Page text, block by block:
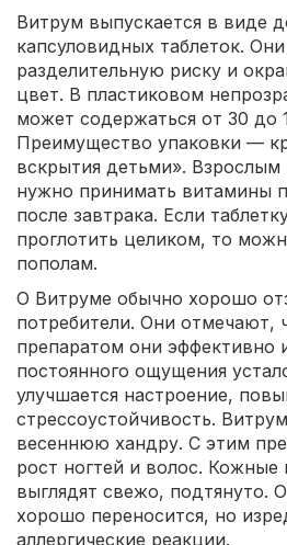
Витрум выпускается в виде
капсуловидных таблеток.
разделительную риску и
цвет. В пластиковом
может содержаться от 30 до
Преимущество упаковки —
вскрытия детьми». Взрослым
нужно принимать витамины
после завтрака. Если
проглотить целиком, то
пополам.
О Витруме обычно хорошо
потребители. Они отмечают,
препаратом они эффективно
постоянного ощущения
улучшается настроение,
стрессоустойчивость.
весеннюю хандру. С этим
рост ногтей и волос.
выглядят свежо, подтянуто.
хорошо переносится, но
аллергические реакции.